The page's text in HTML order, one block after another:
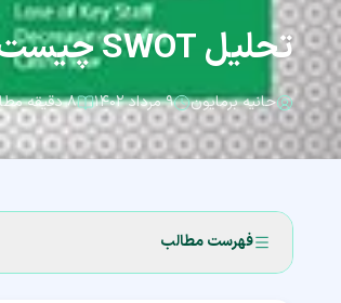
تحلیل SWOT چیست؟ (3 مرحله پیاده سازی به همراه نمونه)
حانیه برمایون ۹ مرداد ۱۴۰۲ ۸ دقیقه مطالعه
فهرست مطالب